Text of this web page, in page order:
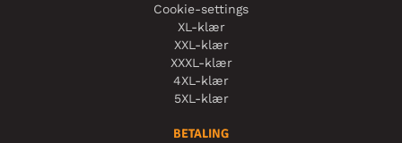
Cookie-settings
XL-klær
XXL-klær
XXXL-klær
4XL-klær
5XL-klær
BETALING